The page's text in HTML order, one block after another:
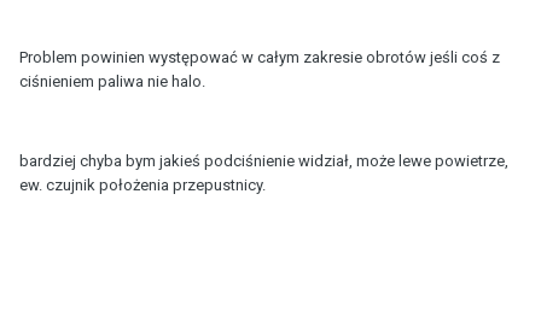
Problem powinien występować w całym zakresie obrotów jeśli coś z
ciśnieniem paliwa nie halo.
bardziej chyba bym jakieś podciśnienie widział, może lewe powietrze,
ew. czujnik położenia przepustnicy.